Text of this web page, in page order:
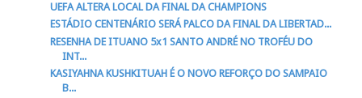
UEFA ALTERA LOCAL DA FINAL DA CHAMPIONS
ESTÁDIO CENTENÁRIO SERÁ PALCO DA FINAL DA LIBERTAD...
RESENHA DE ITUANO 5x1 SANTO ANDRÉ NO TROFÉU DO
INT...
KASIYAHNA KUSHKITUAH É O NOVO REFORÇO DO SAMPAIO
B...